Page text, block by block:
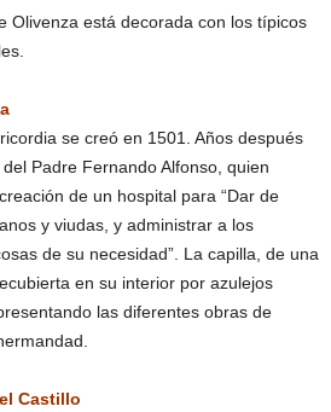
Olivenza está decorada con los típicos
se creó en 1501. Años después
Padre Fernando Alfonso, quien
de un hospital para “Dar de
y viudas, y administrar a los
de su necesidad”. La capilla, de una
en su interior por azulejos
las diferentes obras de
Castillo